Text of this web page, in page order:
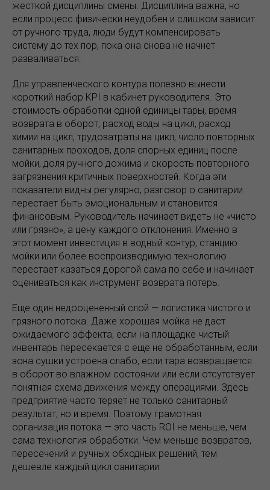
жесткой дисциплины смены. Дисциплина важна, но
если процесс физически неудобен и слишком зависит
от ручного труда, люди будут компенсировать
систему до тех пор, пока она снова не начнет
разваливаться.
Для управленческого контура полезно вынести
короткий набор KPI в кабинет руководителя. Это
стоимость обработки одной единицы тары, время
возврата в оборот, расход воды на цикл, расход
химии на цикл, трудозатраты на цикл, число повторных
санитарных проходов, доля спорных единиц после
мойки, доля ручного дожима и скорость повторного
загрязнения критичных поверхностей. Когда эти
показатели видны регулярно, разговор о санитарии
перестает быть эмоциональным и становится
финансовым. Руководитель начинает видеть не «чисто
или грязно», а цену каждого отклонения. Именно в
этот момент инвестиция в водный контур, станцию
мойки или более воспроизводимую технологию
перестает казаться дорогой сама по себе и начинает
оцениваться как инструмент возврата потерь.
Еще один недооцененный слой — логистика чистого и
грязного потока. Даже хорошая мойка не даст
ожидаемого эффекта, если на площадке чистый
инвентарь пересекается с еще не обработанным, если
зона сушки устроена слабо, если тара возвращается
в оборот во влажном состоянии или если отсутствует
понятная схема движения между операциями. Здесь
предприятие часто теряет не только санитарный
результат, но и время. Поэтому грамотная
организация потока — это часть ROI не меньше, чем
сама технология обработки. Чем меньше возвратов,
пересечений и ручных обходных решений, тем
дешевле каждый цикл санитарии.